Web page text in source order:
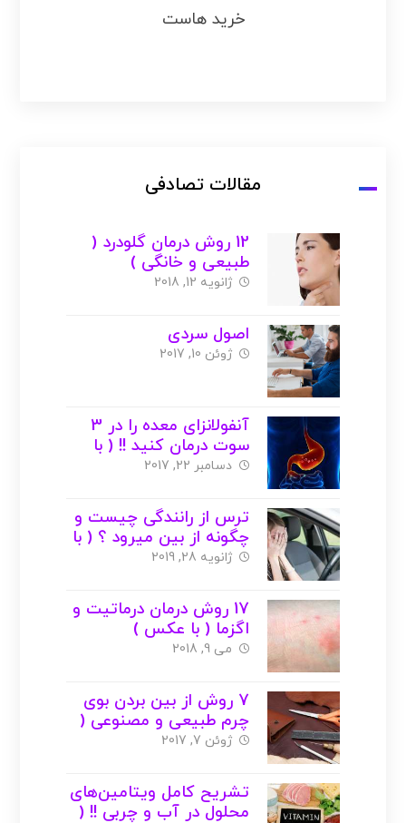
خرید هاست
مقالات تصادفی
12 روش درمان گلودرد (
طبیعی و خانگی )
ژانویه 12, 2018
اصول سردی
ژوئن 10, 2017
آنفولانزای معده را در 3
سوت درمان کنید !! ( با
عکس )
دسامبر 22, 2017
ترس از رانندگی چیست و
چگونه از بین میرود ؟ ( با
عکس )
ژانویه 28, 2019
17 روش درمان درماتیت و
اگزما ( با عکس )
می 9, 2018
7 روش از بین بردن بوی
چرم طبیعی و مصنوعی (
با عکس )
ژوئن 7, 2017
تشریح کامل ویتامین‌های
محلول در آب و چربی !! (